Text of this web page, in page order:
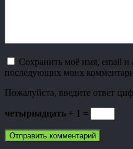
Сохранить моё имя, email и
последующих моих
Пожалуйста, введите ответ
четырнадцать + 1 =